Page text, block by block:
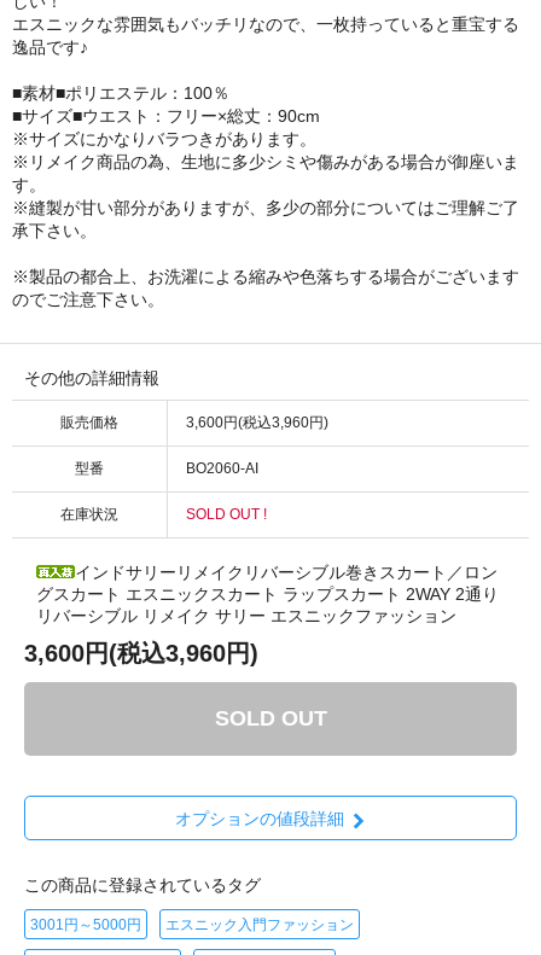
エスニックな雰囲気もバッチリなので、一枚持っていると重宝する
逸品です♪
■素材■ポリエステル：100％
■サイズ■ウエスト：フリー×総丈：90cm
※サイズにかなりバラつきがあります。
※リメイク商品の為、生地に多少シミや傷みがある場合が御座いま
す。
※縫製が甘い部分がありますが、多少の部分についてはご理解ご了
承下さい。
※製品の都合上、お洗濯による縮みや色落ちする場合がございます
のでご注意下さい。
その他の詳細情報
販売価格 3,600円(税込3,960円)
型番 BO2060-AI
在庫状況 SOLD OUT !
インドサリーリメイクリバーシブル巻きスカート／ロン
グスカート エスニックスカート ラップスカート 2WAY 2通り
リバーシブル リメイク サリー エスニックファッション
3,600円(税込3,960円)
SOLD OUT
オプションの値段詳細
この商品に登録されているタグ
3001円～5000円 エスニック入門ファッション